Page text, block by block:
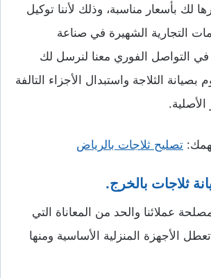
لك بأسعار مناسبة، وذلك لأننا توكيل
التجارية الشهيرة في صناعة
في التواصل الفوري معنا لنرسل لك
الثلاجة واستبدال الأجزاء التالفة
تصليح ثلاجات بالرياض
ثلاجات بالخرج.
عملائنا والحد من المعاناة التي
الأجهزة المنزلية الأساسية ومنها